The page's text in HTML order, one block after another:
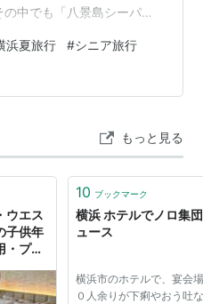
中でも「八景島シーパラ
感じられる水族館や海の
す。シニア世代にとって
ているため、ゆったりと
特化し、シニア旅との相
設５選を厳選して…
浜夏旅行 #シニア旅行
もっと見る
ウエス
子供年
・プー
婦
10 ブックマーク
横浜 ホテルでノロ集
ュース
横浜市のホテルで、宴会
０人余りが下痢やおう吐